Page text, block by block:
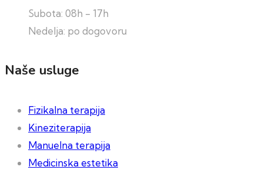
Subota: 08h - 17h
Nedelja: po dogovoru
Naše usluge
Fizikalna terapija
Kineziterapija
Manuelna terapija
Medicinska estetika